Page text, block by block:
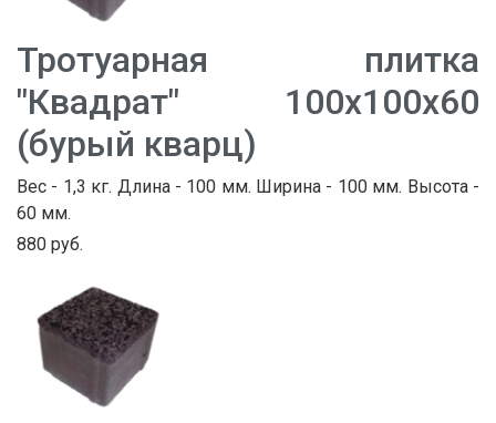
Тротуарная плитка
"Квадрат" 100х100х60
(бурый кварц)
Вес - 1,3 кг. Длина - 100 мм. Ширина - 100 мм. Высота -
60 мм.
880 руб.